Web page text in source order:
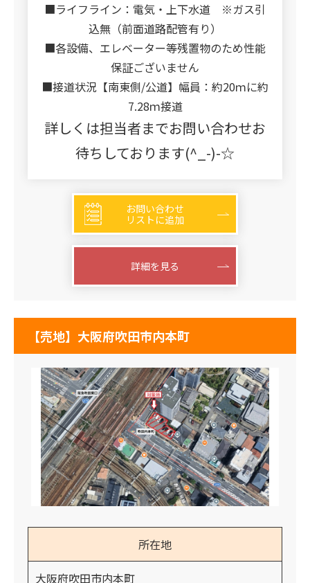
■ライフライン：電気・上下水道 ※ガス引
込無（前面道路配管有り）
■各設備、エレベーター等残置物のため性能
保証ございません
■接道状況【南東側/公道】幅員：約20ｍに約
7.28ｍ接道
詳しくは担当者までお問い合わせお
待ちしております(^_-)-☆
お問い合わせ
リストに追加
詳細を見る
【売地】大阪府吹田市内本町
所在地
大阪府吹田市内本町